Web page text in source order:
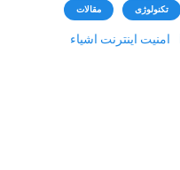
تکنولوژی مقالات
امنیت اینترنت اشیاء